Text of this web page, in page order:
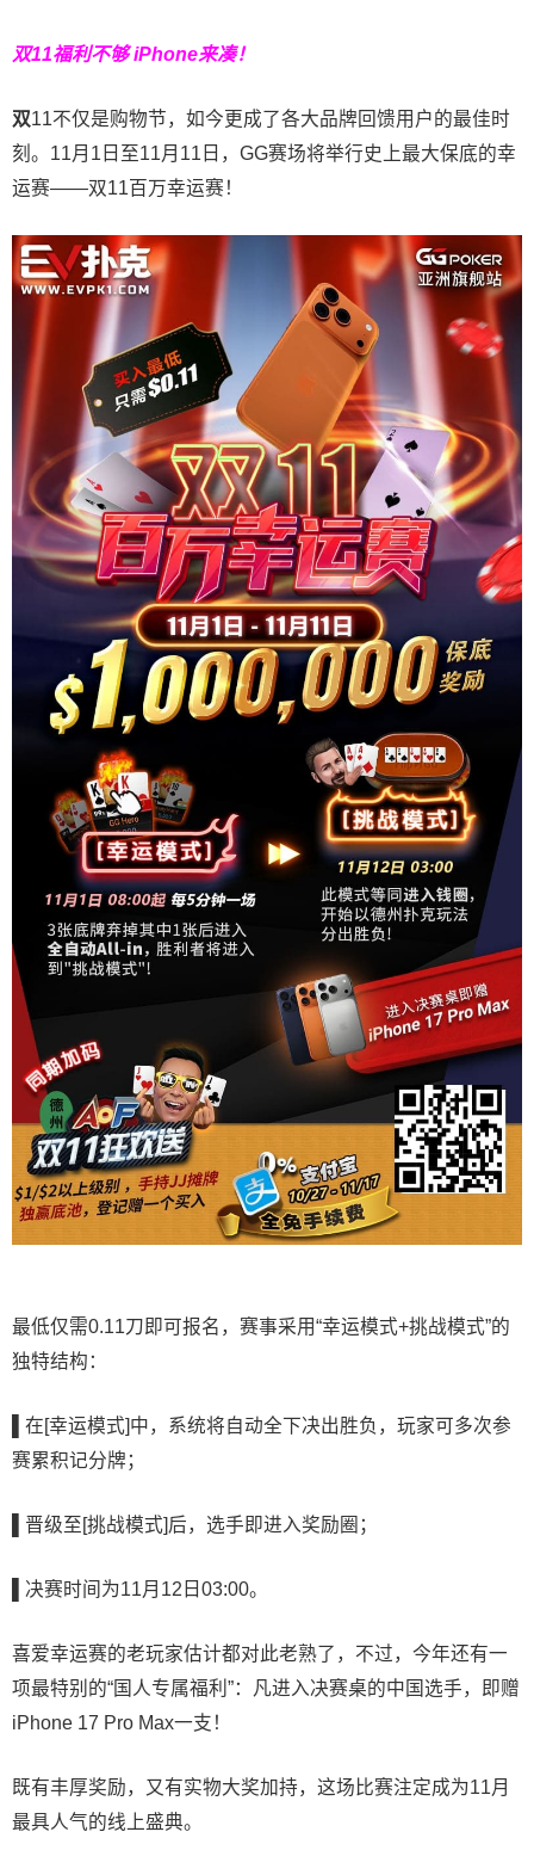
双11福利不够 iPhone来凑！
双11不仅是购物节，如今更成了各大品牌回馈用户的最佳时
刻。11月1日至11月11日，GG赛场将举行史上最大保底的幸
运赛——双11百万幸运赛！
最低仅需0.11刀即可报名，赛事采用“幸运模式+挑战模式”的
独特结构：
在 [幸运模式]中，系统将自动全下决出胜负，玩家可多次参
赛累积记分牌；
晋级至[挑战模式]后，选手即进入奖励圈；
决赛时间为11月12日03:00。
喜爱幸运赛的老玩家估计都对此老熟了，不过，今年还有一
项最特别的“国人专属福利”：凡进入决赛桌的中国选手，即赠
iPhone 17 Pro Max一支！
既有丰厚奖励，又有实物大奖加持，这场比赛注定成为11月
最具人气的线上盛典。